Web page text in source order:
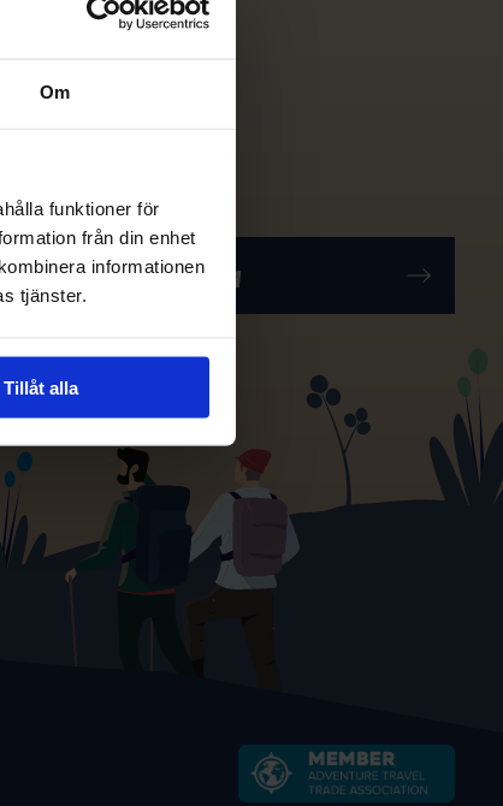
Om
funktioner för
från din enhet
informationen
tjänster.
Tillåt alla